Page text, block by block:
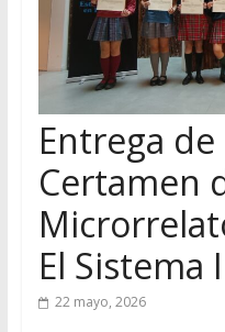
Entrega
Certamen
El
22 mayo, 2026